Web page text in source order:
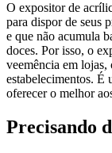
O expositor de
para dispor de seus
e que não acumula
doces. Por isso, o
veemência em
estabelecimentos. É
oferecer o melhor
Precisando